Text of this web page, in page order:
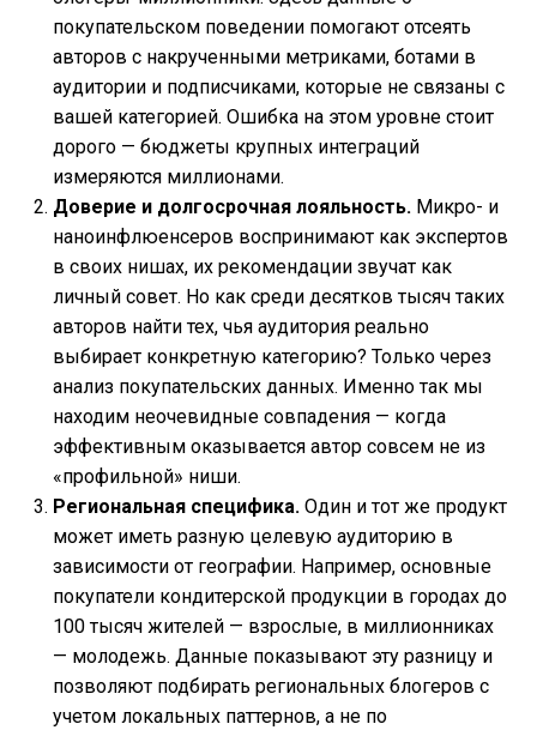
покупательском поведении помогают отсеять
авторов с накрученными метриками, ботами в
аудитории и подписчиками, которые не связаны с
вашей категорией. Ошибка на этом уровне стоит
дорого — бюджеты крупных интеграций
измеряются миллионами.
Доверие и долгосрочная лояльность. Микро- и
наноинфлюенсеров воспринимают как экспертов
в своих нишах, их рекомендации звучат как
личный совет. Но как среди десятков тысяч таких
авторов найти тех, чья аудитория реально
выбирает конкретную категорию? Только через
анализ покупательских данных. Именно так мы
находим неочевидные совпадения — когда
эффективным оказывается автор совсем не из
«профильной» ниши.
Региональная специфика. Один и тот же продукт
может иметь разную целевую аудиторию в
зависимости от географии. Например, основные
покупатели кондитерской продукции в городах до
100 тысяч жителей — взрослые, в миллионниках
— молодежь. Данные показывают эту разницу и
позволяют подбирать региональных блогеров с
учетом локальных паттернов, а не по